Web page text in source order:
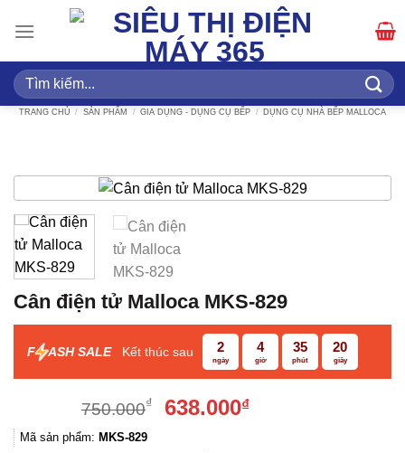
qua
dung
Tìm
kiếm:
TRANG CHỦ / SẢN PHẨM / GIA DỤNG - DỤNG CỤ BẾP / DỤNG CỤ NHÀ BẾP MALLOCA
Cân điện tử Malloca MKS-829
F ASH SALE Kết thúc sau 2
ngày
4
giờ
35
phút
20
giây
750.000₫
Giá
638.000₫Giá
Mã sản phẩm: MKS-829